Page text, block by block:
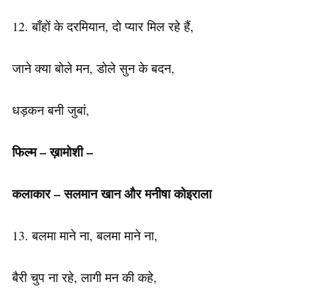
12. बाँहों के दरमियान, दो प्यार मिल रहे हैं,
जाने क्या बोले मन, डोले सुन के बदन,
धड़कन बनी जुबां,
फिल्म – ख़ामोशी –
कलाकार – सलमान खान और मनीषा कोइराला
13. बलमा माने ना, बलमा माने ना,
बैरी चुप ना रहे, लागी मन की कहे,